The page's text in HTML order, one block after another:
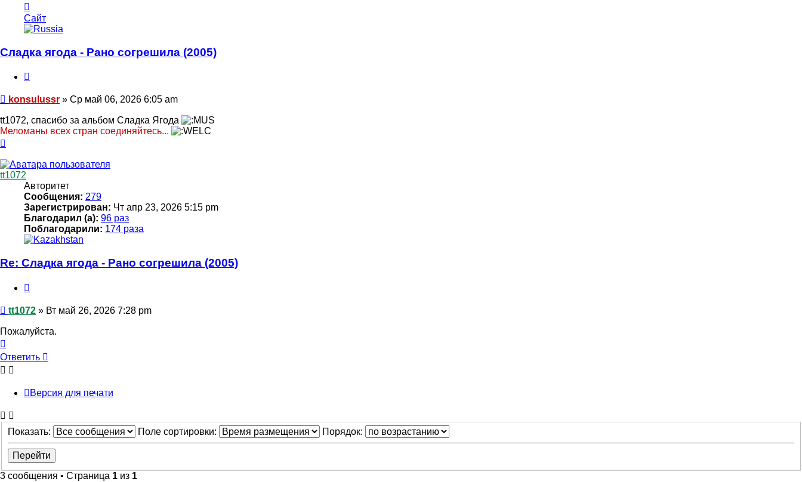
информация
пользователя
konsulussr
Сайт
Сладка ягода - Рано согрешила (2005)
Сообщение
konsulussr » Ср май 06, 2026 6:05 am
tt1072, спасибо за альбом Сладка Ягода
Меломаны всех стран соединяйтесь...
началу
tt1072
Авторитет
Сообщения: 279
Зарегистрирован: Чт апр 23, 2026 5:15 pm
Благодарил (а): 96 раз
Поблагодарили: 174 раза
Re: Сладка ягода - Рано согрешила (2005)
Сообщение
tt1072 » Вт май 26, 2026 7:28 pm
Пожалуйста.
к
началу
Ответить
Версия для печати
Показать: Поле сортировки: Порядок:
3 сообщения • Страница 1 из 1